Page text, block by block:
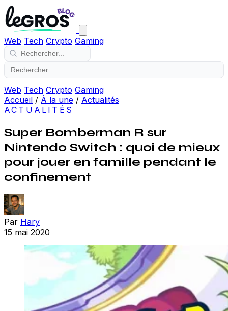
Web Tech Crypto Gaming
Web Tech Crypto Gaming
Accueil / À la une / Actualités
ACTUALITÉS
Super Bomberman R sur
Nintendo Switch : quoi de mieux
pour jouer en famille pendant le
confinement
Par Hary
15 mai 2020